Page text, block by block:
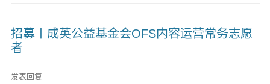
招募丨成英公益基金会OFS内容运营常务志愿
者
发表回复